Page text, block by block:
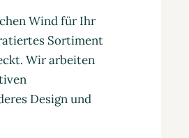
Wind für Ihr
Sortiment
Wir arbeiten
Design und